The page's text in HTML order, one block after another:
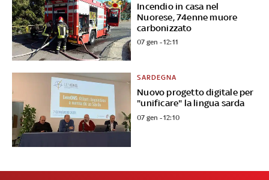
Incendio in casa nel
Nuorese, 74enne muore
carbonizzato
07 gen - 12:11
Nuovo progetto digitale per
"unificare" la lingua sarda
SARDEGNA
07 gen - 12:10